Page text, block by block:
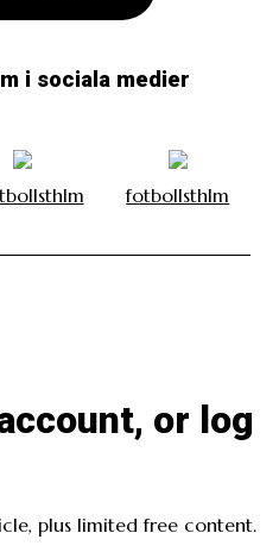
i sociala medier
fotbollsthlm
or log
plus limited free content.